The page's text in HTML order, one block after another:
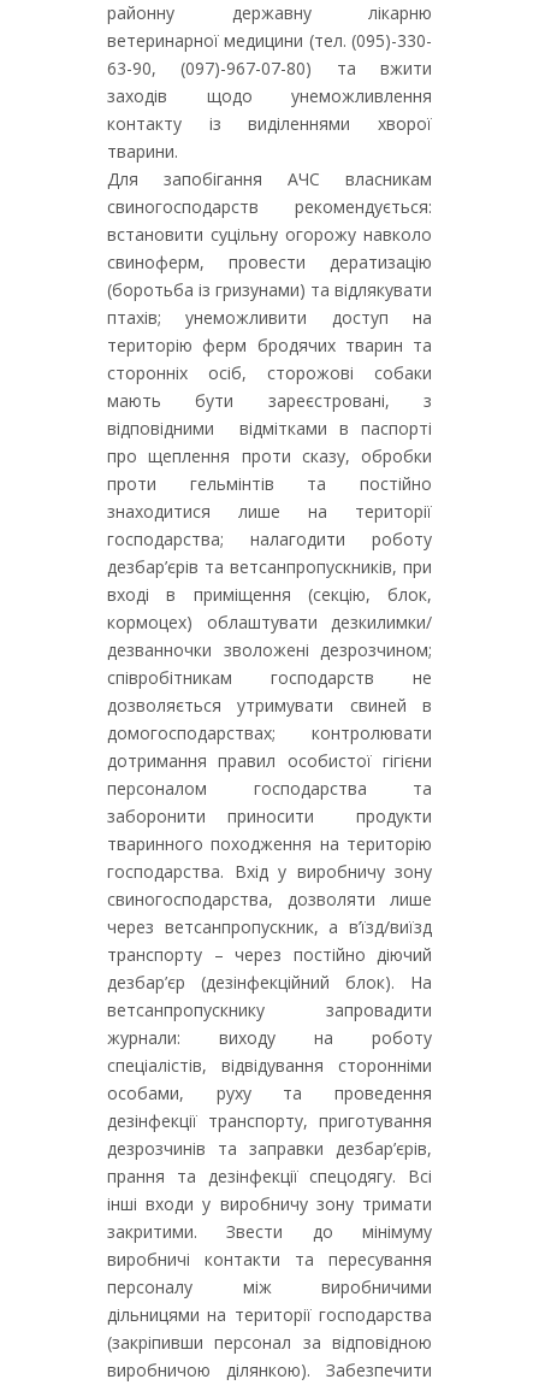
районну державну лікарню
ветеринарної медицини (тел. (095)-330-
63-90, (097)-967-07-80) та вжити
заходів щодо унеможливлення
контакту із виділеннями хворої
тварини.
Для запобігання АЧС власникам
свиногосподарств рекомендується:
встановити суцільну огорожу навколо
свиноферм, провести дератизацію
(боротьба із гризунами) та відлякувати
птахів; унеможливити доступ на
територію ферм бродячих тварин та
сторонніх осіб, сторожові собаки
мають бути зареєстровані, з
відповідними відмітками в паспорті
про щеплення проти сказу, обробки
проти гельмінтів та постійно
знаходитися лише на території
господарства; налагодити роботу
дезбар’єрів та ветсанпропускників, при
вході в приміщення (секцію, блок,
кормоцех) облаштувати дезкилимки/
дезванночки зволожені дезрозчином;
співробітникам господарств не
дозволяється утримувати свиней в
домогосподарствах; контролювати
дотримання правил особистої гігієни
персоналом господарства та
заборонити приносити продукти
тваринного походження на територію
господарства. Вхід у виробничу зону
свиногосподарства, дозволяти лише
через ветсанпропускник, а в’їзд/виїзд
транспорту – через постійно діючий
дезбар’єр (дезінфекційний блок). На
ветсанпропускнику запровадити
журнали: виходу на роботу
спеціалістів, відвідування сторонніми
особами, руху та проведення
дезінфекції транспорту, приготування
дезрозчинів та заправки дезбар’єрів,
прання та дезінфекції спецодягу. Всі
інші входи у виробничу зону тримати
закритими. Звести до мінімуму
виробничі контакти та пересування
персоналу між виробничими
дільницями на території господарства
(закріпивши персонал за відповідною
виробничою ділянкою). Забезпечити